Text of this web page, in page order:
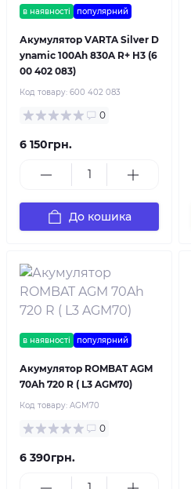
в наявності популярний
Акумулятор VARTA Silver D
ynamic 100Ah 830A R+ H3 (6
00 402 083)
Код товару: 600 402 083
0
6 150грн.
До кошика
в наявності популярний
Акумулятор ROMBAT AGM
70Ah 720 R ( L3 AGM70)
Код товару: AGM70
0
6 390грн.